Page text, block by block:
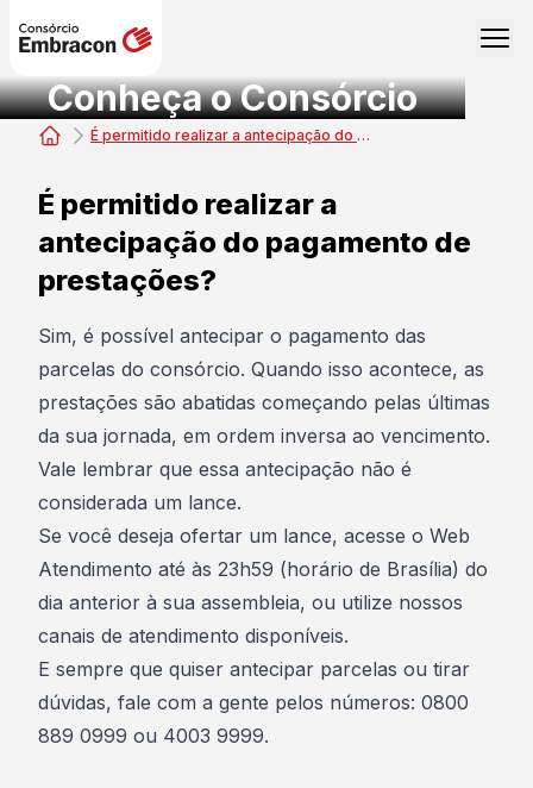
Conheça o Consórcio
É permitido realizar a antecipação do pagamento de prestações?
É permitido realizar a
antecipação do pagamento de
prestações?
Sim, é possível antecipar o pagamento das
parcelas do consórcio. Quando isso acontece, as
prestações são abatidas começando pelas últimas
da sua jornada, em ordem inversa ao vencimento.
Vale lembrar que essa antecipação não é
considerada um lance.​
Se você deseja ofertar um lance, acesse o Web
Atendimento até às 23h59 (horário de Brasília) do
dia anterior à sua assembleia, ou utilize nossos
canais de atendimento disponíveis.​
E sempre que quiser antecipar parcelas ou tirar
dúvidas, fale com a gente pelos números: 0800
889 0999 ou 4003 9999.​